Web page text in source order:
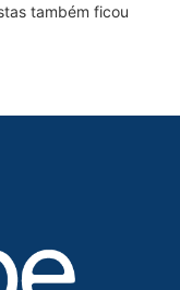
também ficou